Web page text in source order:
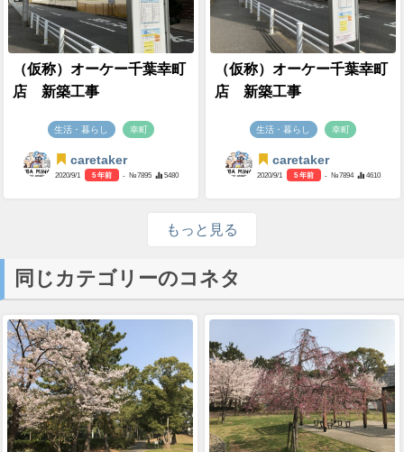
（仮称）オーケー千葉幸町
店 新築工事
生活・暮らし 幸町
caretaker
2020/9/1 5 年前 - №7895 5480
（仮称）オーケー千葉幸町
店 新築工事
生活・暮らし 幸町
caretaker
2020/9/1 5 年前 - №7894 4610
もっと見る
同じカテゴリーのコネタ